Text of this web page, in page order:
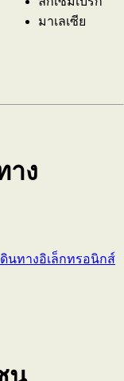
มาเลเซีย
าง
นทางอิเล็กทรอนิกส์